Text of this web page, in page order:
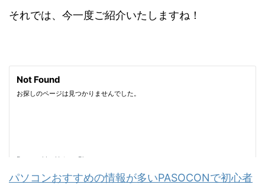
それでは、今一度ご紹介いたしますね！
パソコンおすすめの情報が多いPASOCONで初心者